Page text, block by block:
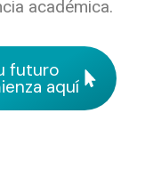
académica.
futuro
aquí